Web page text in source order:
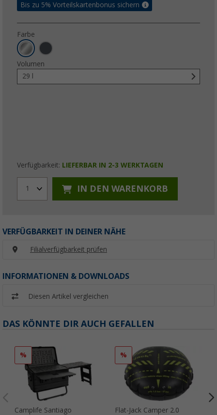
Bis zu 5% Vorteilskartenbonus sichern
Farbe
Volumen
29 l
Verfügbarkeit: LIEFERBAR IN 2-3 WERKTAGEN
1 IN DEN WARENKORB
VERFÜGBARKEIT IN DEINER NÄHE
Filialverfügbarkeit prüfen
INFORMATIONEN & DOWNLOADS
Diesen Artikel vergleichen
DAS KÖNNTE DIR AUCH GEFALLEN
%
Camplife Santiago
%
Flat-Jack Camper 2.0